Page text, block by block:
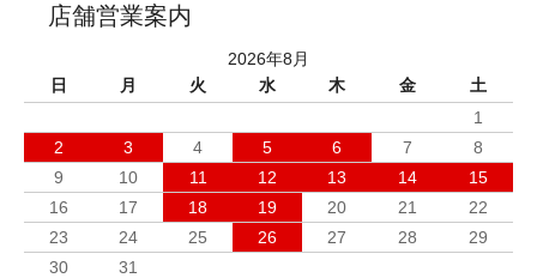
店舗営業案内
2026年8月
日
月 火 水 木 金
土
1
2
3 4 5 6 7
8
9
10 11 12 13 14
15
16
17 18 19 20 21
22
23
24 25 26 27 28
29
30
31